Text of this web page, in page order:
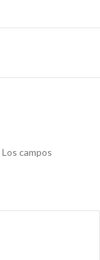
Los campos